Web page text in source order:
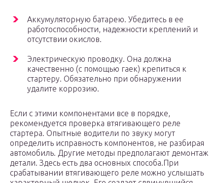
Аккумуляторную батарею. Убедитесь в ее
работоспособности, надежности креплений и
отсутствии окислов.
Электрическую проводку. Она должна
качественно (с помощью гаек) крепиться к
стартеру. Обязательно при обнаружении
удалите коррозию.
Если с этими компонентами все в порядке,
рекомендуется проверка втягивающего реле
стартера. Опытные водители по звуку могут
определить исправность компонентов, не разбирая
автомобиль. Другие методы предполагают демонтаж
детали. Здесь есть два основных способа.При
срабатывании втягивающего реле можно услышать